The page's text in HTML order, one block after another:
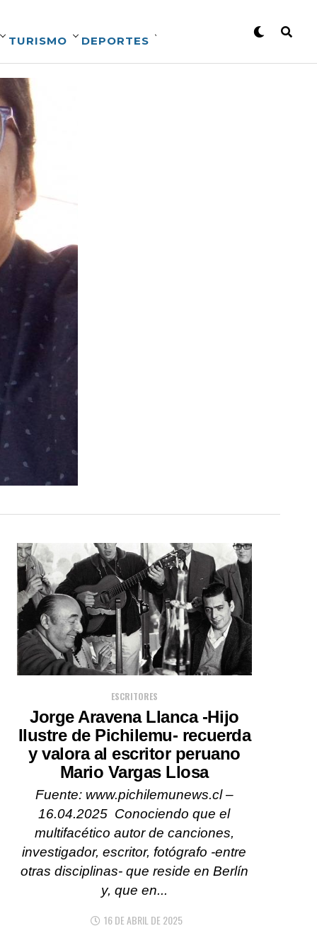
TURISMO DEPORTES
ESCRITORES
Jorge Aravena Llanca -Hijo
Ilustre de Pichilemu- recuerda
y valora al escritor peruano
Mario Vargas Llosa
Fuente: www.pichilemunews.cl –
16.04.2025 Conociendo que el
multifacético autor de canciones,
investigador, escritor, fotógrafo -entre
otras disciplinas- que reside en Berlín
y, que en...
16 DE ABRIL DE 2025